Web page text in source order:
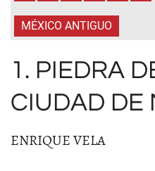
MÉXICO ANTIGUO
1. PIEDRA
CIUDAD DE
ENRIQUE VELA